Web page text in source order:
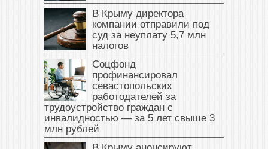
В Крыму директора
компании отправили под
суд за неуплату 5,7 млн
налогов
Соцфонд
профинансировал
севастопольских
работодателей за
трудоустройство граждан с
инвалидностью — за 5 лет свыше 3
млн рублей